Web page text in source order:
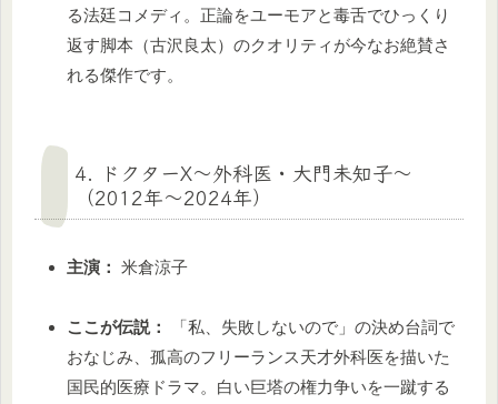
る法廷コメディ。正論をユーモアと毒舌でひっくり
返す脚本（古沢良太）のクオリティが今なお絶賛さ
れる傑作です。
4. ドクターX〜外科医・大門未知子〜
（2012年〜2024年）
主演： 米倉涼子
ここが伝説：
「私、失敗しないので」の決め台詞で
おなじみ、孤高のフリーランス天才外科医を描いた
国民的医療ドラマ。白い巨塔の権力争いを一蹴する